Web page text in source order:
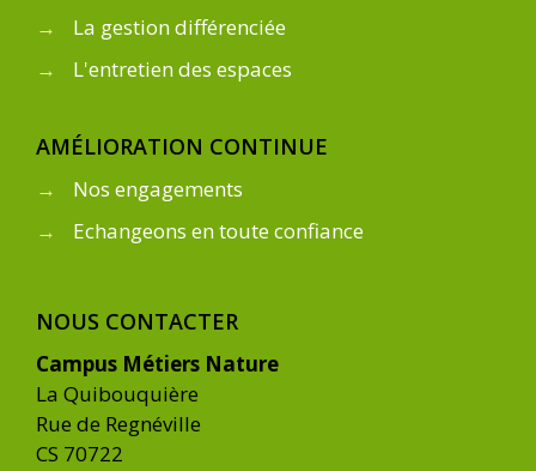
→
La gestion différenciée
→
L'entretien des espaces
AMÉLIORATION CONTINUE
→
Nos engagements
→
Echangeons en toute confiance
NOUS CONTACTER
Campus Métiers Nature
La Quibouquière
Rue de Regnéville
CS 70722